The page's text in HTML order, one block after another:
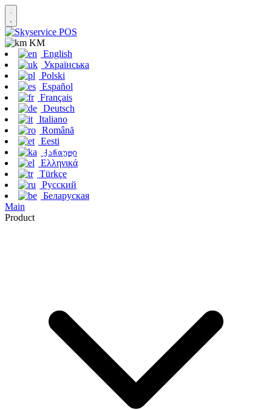
KM
English
Українська
Polski
Español
Français
Deutsch
Italiano
Română
Eesti
ქართული
Ελληνικά
Türkçe
Русский
Беларуская
Main
Product